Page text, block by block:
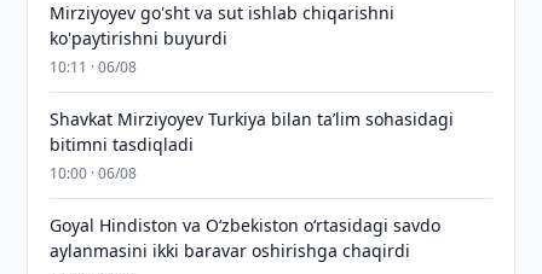
Mirziyoyev go'sht va sut ishlab chiqarishni
ko'paytirishni buyurdi
10:11 · 06/08
Shavkat Mirziyoyev Turkiya bilan taʼlim sohasidagi
bitimni tasdiqladi
10:00 · 06/08
Goyal Hindiston va Oʻzbekiston oʻrtasidagi savdo
aylanmasini ikki baravar oshirishga chaqirdi